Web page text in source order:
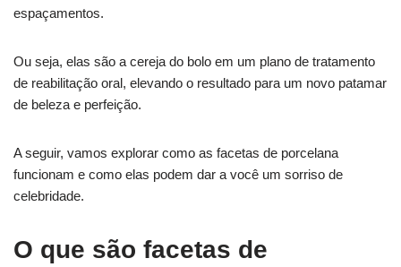
espaçamentos.
Ou seja, elas são a cereja do bolo em um plano de tratamento
de reabilitação oral, elevando o resultado para um novo patamar
de beleza e perfeição.
A seguir, vamos explorar como as facetas de porcelana
funcionam e como elas podem dar a você um sorriso de
celebridade.
O que são facetas de